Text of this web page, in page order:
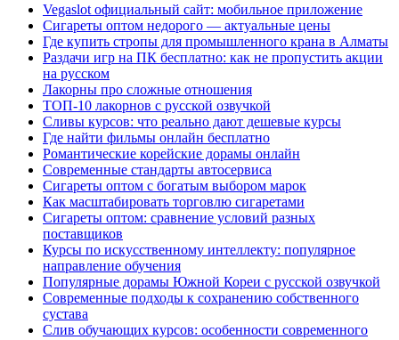
Vegaslot официальный сайт: мобильное приложение
Сигареты оптом недорого — актуальные цены
Где купить стропы для промышленного крана в Алматы
Раздачи игр на ПК бесплатно: как не пропустить акции
на русском
Лакорны про сложные отношения
ТОП-10 лакорнов с русской озвучкой
Сливы курсов: что реально дают дешевые курсы
Где найти фильмы онлайн бесплатно
Романтические корейские дорамы онлайн
Современные стандарты автосервиса
Сигареты оптом с богатым выбором марок
Как масштабировать торговлю сигаретами
Сигареты оптом: сравнение условий разных
поставщиков
Курсы по искусственному интеллекту: популярное
направление обучения
Популярные дорамы Южной Кореи с русской озвучкой
Современные подходы к сохранению собственного
сустава
Слив обучающих курсов: особенности современного